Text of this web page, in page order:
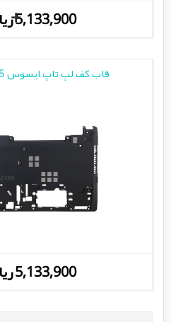
5,133,900 ریال+
قاب کف لپ تاپ ایسوس K45 مشکی
5,133,900 ریال